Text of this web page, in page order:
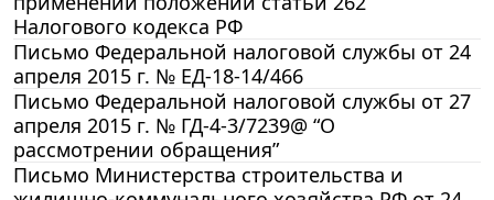
Налогового кодекса РФ
Письмо Федеральной налоговой службы от 24
апреля 2015 г. № ЕД-18-14/466
Письмо Федеральной налоговой службы от 27
апреля 2015 г. № ГД-4-3/7239@ “О
рассмотрении обращения”
Письмо Министерства строительства и